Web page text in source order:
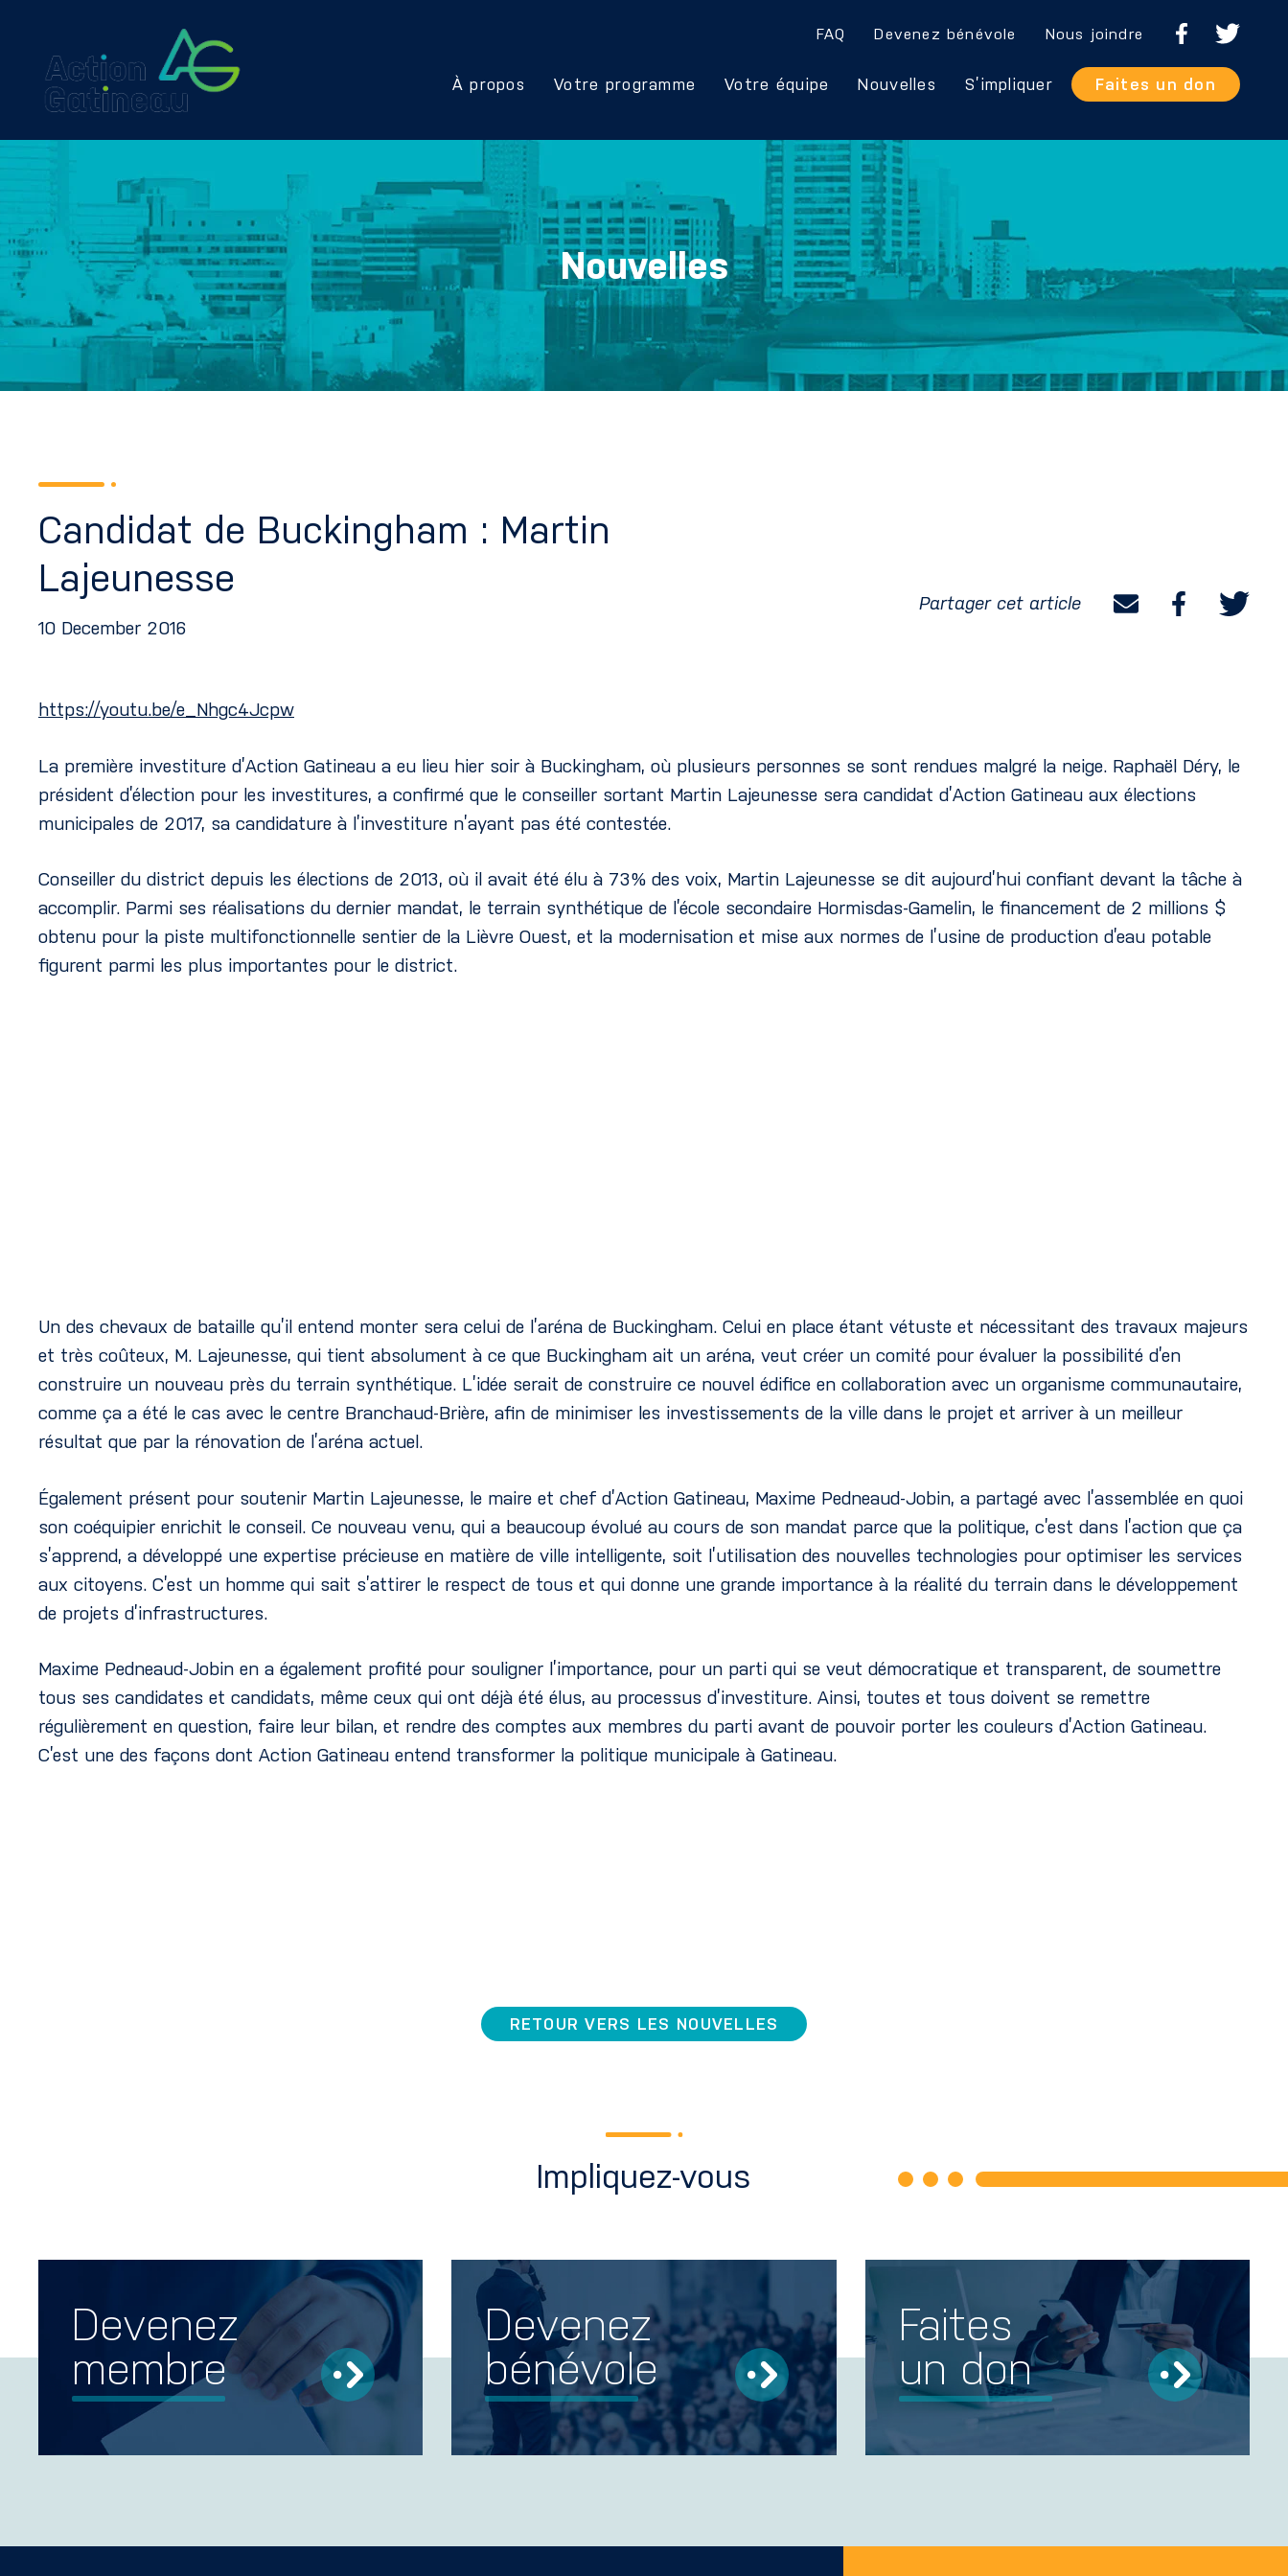
À propos Votre programme Votre équipe Nouvelles S’impliquer
FAQ Devenez bénévole Nous joindre
Faites un don
Nouvelles
Candidat de Buckingham : Martin
Lajeunesse
10 December 2016
Partager cet article
https://youtu.be/e_Nhgc4Jcpw
La première investiture d’Action Gatineau a eu lieu hier soir à Buckingham, où plusieurs personnes se sont rendues malgré la neige. Raphaël Déry, le
président d’élection pour les investitures, a confirmé que le conseiller sortant Martin Lajeunesse sera candidat d’Action Gatineau aux élections
municipales de 2017, sa candidature à l’investiture n’ayant pas été contestée.
Conseiller du district depuis les élections de 2013, où il avait été élu à 73% des voix, Martin Lajeunesse se dit aujourd’hui confiant devant la tâche à
accomplir. Parmi ses réalisations du dernier mandat, le terrain synthétique de l’école secondaire Hormisdas-Gamelin, le financement de 2 millions $
obtenu pour la piste multifonctionnelle sentier de la Lièvre Ouest, et la modernisation et mise aux normes de l’usine de production d’eau potable
figurent parmi les plus importantes pour le district.
Un des chevaux de bataille qu’il entend monter sera celui de l’aréna de Buckingham. Celui en place étant vétuste et nécessitant des travaux majeurs
et très coûteux, M. Lajeunesse, qui tient absolument à ce que Buckingham ait un aréna, veut créer un comité pour évaluer la possibilité d’en
construire un nouveau près du terrain synthétique. L’idée serait de construire ce nouvel édifice en collaboration avec un organisme communautaire,
comme ça a été le cas avec le centre Branchaud-Brière, afin de minimiser les investissements de la ville dans le projet et arriver à un meilleur
résultat que par la rénovation de l’aréna actuel.
Également présent pour soutenir Martin Lajeunesse, le maire et chef d’Action Gatineau, Maxime Pedneaud-Jobin, a partagé avec l’assemblée en quoi
son coéquipier enrichit le conseil. Ce nouveau venu, qui a beaucoup évolué au cours de son mandat parce que la politique, c’est dans l’action que ça
s’apprend, a développé une expertise précieuse en matière de ville intelligente, soit l’utilisation des nouvelles technologies pour optimiser les services
aux citoyens. C’est un homme qui sait s’attirer le respect de tous et qui donne une grande importance à la réalité du terrain dans le développement
de projets d’infrastructures.
Maxime Pedneaud-Jobin en a également profité pour souligner l’importance, pour un parti qui se veut démocratique et transparent, de soumettre
tous ses candidates et candidats, même ceux qui ont déjà été élus, au processus d’investiture. Ainsi, toutes et tous doivent se remettre
régulièrement en question, faire leur bilan, et rendre des comptes aux membres du parti avant de pouvoir porter les couleurs d’Action Gatineau.
C’est une des façons dont Action Gatineau entend transformer la politique municipale à Gatineau.
RETOUR VERS LES NOUVELLES
Impliquez-vous
Devenez
membre
Devenez
bénévole
Faites
un don